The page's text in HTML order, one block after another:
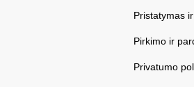
Pristatymas
Pirkimo ir
Privatumo